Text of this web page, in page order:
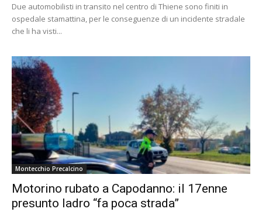
Due automobilisti in transito nel centro di Thiene sono finiti in
ospedale stamattina, per le conseguenze di un incidente stradale
che li ha visti...
Montecchio Precalcino
Motorino rubato a Capodanno: il 17enne
presunto ladro “fa poca strada”